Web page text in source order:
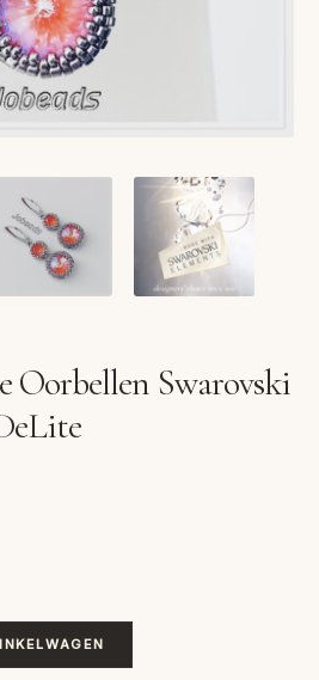
Oorbellen Swarovski